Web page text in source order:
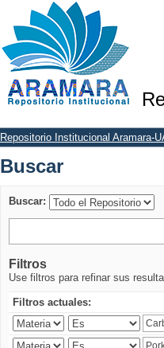
Buscar
Repositorio Institucional Aramara-
Buscar
Buscar:
Filtros
Use filtros para refinar sus
Filtros actuales: